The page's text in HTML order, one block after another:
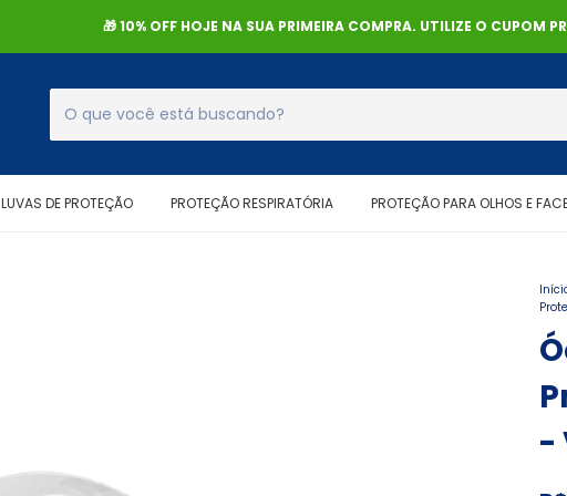
🎁 10% OFF HOJE NA SUA PRIMEIRA COMPRA. UTILIZE O CUPOM
LUVAS DE PROTEÇÃO PROTEÇÃO RESPIRATÓRIA PROTEÇÃO PARA OLHOS E
-